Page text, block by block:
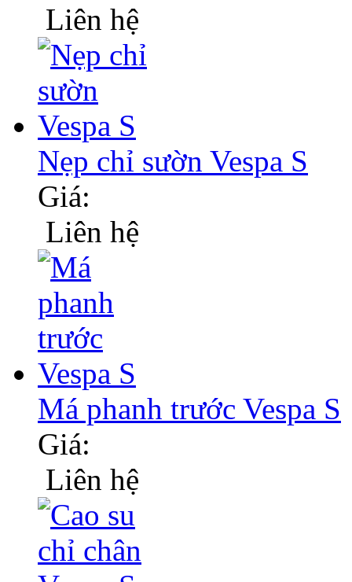
Liên hệ
Nẹp chỉ sườn Vespa S
Giá:
Liên hệ
Má phanh trước Vespa S
Giá:
Liên hệ